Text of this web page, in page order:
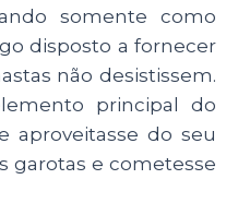
somente como
disposto a fornecer
não desistissem.
principal do
aproveitasse do seu
garotas e cometesse